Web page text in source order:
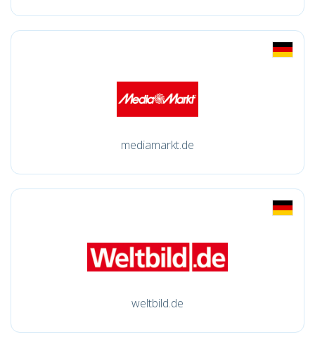
mediamarkt.de
weltbild.de